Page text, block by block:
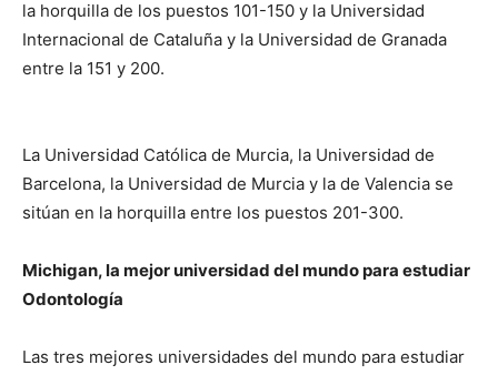
la horquilla de los puestos 101-150 y la Universidad
Internacional de Cataluña y la Universidad de Granada
entre la 151 y 200.
La Universidad Católica de Murcia, la Universidad de
Barcelona, la Universidad de Murcia y la de Valencia se
sitúan en la horquilla entre los puestos 201-300.
Michigan, la mejor universidad del mundo para estudiar
Odontología
Las tres mejores universidades del mundo para estudiar